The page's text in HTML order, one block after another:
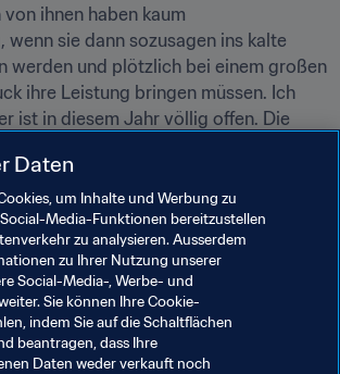
ihnen haben kaum
wenn sie dann sozusagen ins kalte
werden und plötzlich bei einem großen
ihre Leistung bringen müssen. Ich
ist in diesem Jahr völlig offen. Die
Die Europameisterschaft dürfte
offene Angelegenheit werden.
die Tagesform sein. Man kann wohl
dass Deutschland wieder sehr stark
könnte dasjenige Team den Titel
Spieler bei den großen
dabei waren.
Daten
um Inhalte und Werbung zu
Media-Funktionen bereitzustellen
zu analysieren. Ausserdem
zu Ihrer Nutzung unserer
Social-Media-, Werbe- und
Sie können Ihre Cookie-
indem Sie auf die Schaltflächen
beantragen, dass Ihre
Daten weder verkauft noch